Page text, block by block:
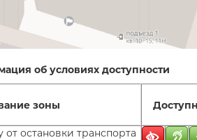
об условиях доступности
зоны
остановки транспорта